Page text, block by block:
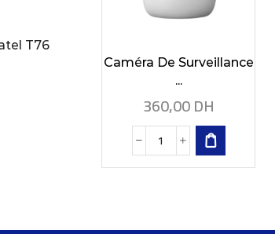
Caméra De Surveillance
...
360,00DH
T76